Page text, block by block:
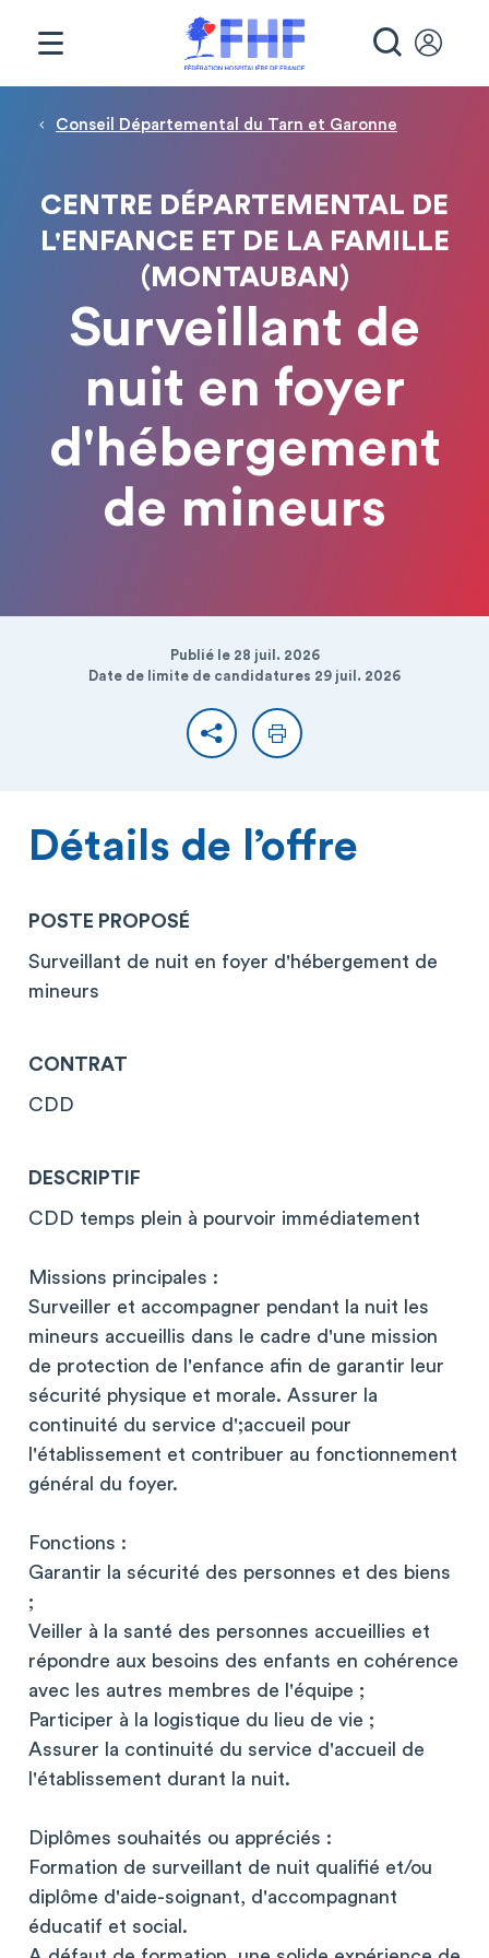
Fil d'Ariane
Conseil Départemental du Tarn et Garonne
CENTRE DÉPARTEMENTAL DE
L'ENFANCE ET DE LA FAMILLE
(MONTAUBAN)
Surveillant de
nuit en foyer
d'hébergement
de mineurs
Publié le 28 juil. 2026
Date de limite de candidatures 29 juil. 2026
PartagerImprimer
Détails de l’offre
POSTE PROPOSÉ
Surveillant de nuit en foyer d'hébergement de
mineurs
CONTRAT
CDD
DESCRIPTIF
CDD temps plein à pourvoir immédiatement
Missions principales :
Surveiller et accompagner pendant la nuit les
mineurs accueillis dans le cadre d'une mission
de protection de l'enfance afin de garantir leur
sécurité physique et morale. Assurer la
continuité du service d';accueil pour
l'établissement et contribuer au fonctionnement
général du foyer.
Fonctions :
Garantir la sécurité des personnes et des biens
;
Veiller à la santé des personnes accueillies et
répondre aux besoins des enfants en cohérence
avec les autres membres de l'équipe ;
Participer à la logistique du lieu de vie ;
Assurer la continuité du service d'accueil de
l'établissement durant la nuit.
Diplômes souhaités ou appréciés :
Formation de surveillant de nuit qualifié et/ou
diplôme d'aide-soignant, d'accompagnant
éducatif et social.
Panneau de gestion des cookies